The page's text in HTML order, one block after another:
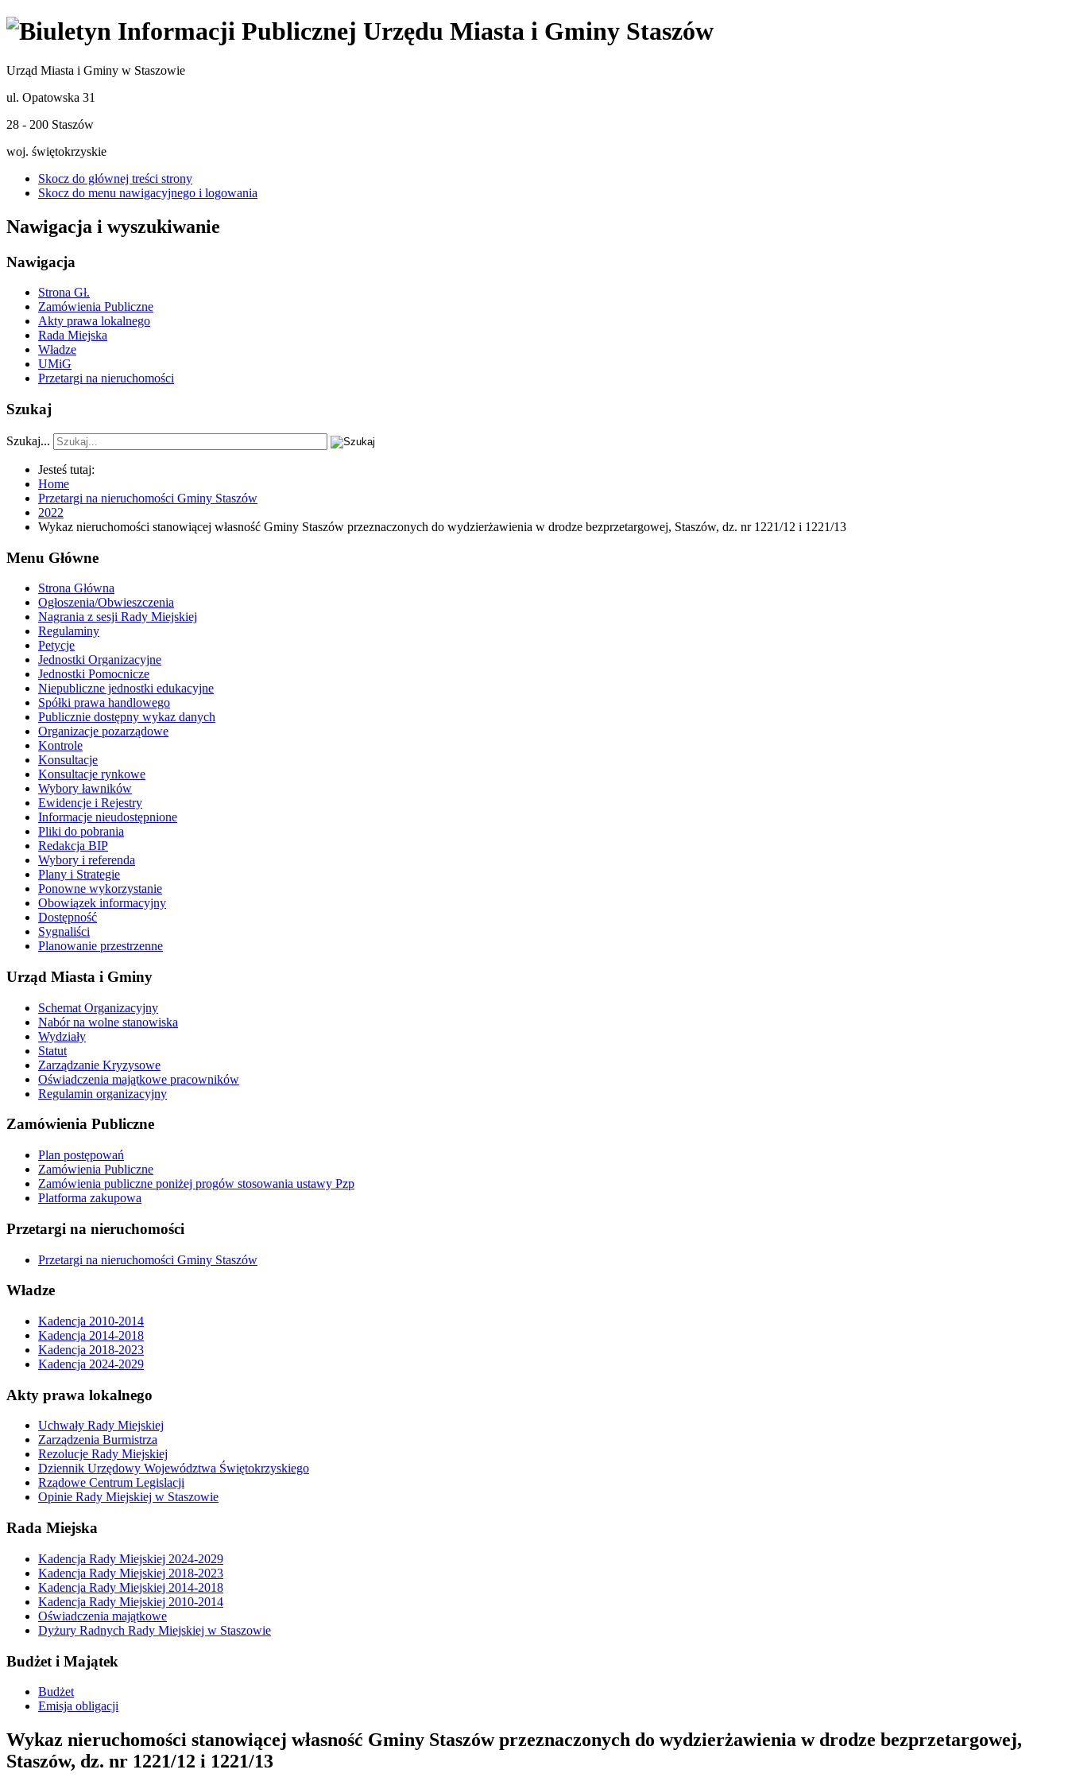
Urząd Miasta i Gminy w Staszowie
ul. Opatowska 31
28 - 200 Staszów
woj. świętokrzyskie
Skocz do głównej treści strony
Skocz do menu nawigacyjnego i logowania
Nawigacja i wyszukiwanie
Nawigacja
Strona Gł.
Zamówienia Publiczne
Akty prawa lokalnego
Rada Miejska
Władze
UMiG
Przetargi na nieruchomości
Szukaj
Szukaj...
Jesteś tutaj:
Home
Przetargi na nieruchomości Gminy Staszów
2022
Wykaz nieruchomości stanowiącej własność Gminy Staszów przeznaczonych do wydzierżawienia w drodze bezprzetargowej, Staszów, dz. nr 1221/12 i 1221/13
Menu Główne
Strona Główna
Ogłoszenia/Obwieszczenia
Nagrania z sesji Rady Miejskiej
Regulaminy
Petycje
Jednostki Organizacyjne
Jednostki Pomocnicze
Niepubliczne jednostki edukacyjne
Spółki prawa handlowego
Publicznie dostępny wykaz danych
Organizacje pozarządowe
Kontrole
Konsultacje
Konsultacje rynkowe
Wybory ławników
Ewidencje i Rejestry
Informacje nieudostępnione
Pliki do pobrania
Redakcja BIP
Wybory i referenda
Plany i Strategie
Ponowne wykorzystanie
Obowiązek informacyjny
Dostępność
Sygnaliści
Planowanie przestrzenne
Urząd Miasta i Gminy
Schemat Organizacyjny
Nabór na wolne stanowiska
Wydziały
Statut
Zarządzanie Kryzysowe
Oświadczenia majątkowe pracowników
Regulamin organizacyjny
Zamówienia Publiczne
Plan postępowań
Zamówienia Publiczne
Zamówienia publiczne poniżej progów stosowania ustawy Pzp
Platforma zakupowa
Przetargi na nieruchomości
Przetargi na nieruchomości Gminy Staszów
Władze
Kadencja 2010-2014
Kadencja 2014-2018
Kadencja 2018-2023
Kadencja 2024-2029
Akty prawa lokalnego
Uchwały Rady Miejskiej
Zarządzenia Burmistrza
Rezolucje Rady Miejskiej
Dziennik Urzędowy Województwa Świętokrzyskiego
Rządowe Centrum Legislacji
Opinie Rady Miejskiej w Staszowie
Rada Miejska
Kadencja Rady Miejskiej 2024-2029
Kadencja Rady Miejskiej 2018-2023
Kadencja Rady Miejskiej 2014-2018
Kadencja Rady Miejskiej 2010-2014
Oświadczenia majątkowe
Dyżury Radnych Rady Miejskiej w Staszowie
Budżet i Majątek
Budżet
Emisja obligacji
Wykaz nieruchomości stanowiącej własność Gminy Staszów przeznaczonych do wydzierżawienia w drodze bezprzetargowej,
Staszów, dz. nr 1221/12 i 1221/13